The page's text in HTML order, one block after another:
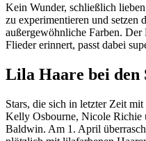
Kein Wunder, schließlich
zu experimentieren und setzen
außergewöhnliche Farben.
Flieder erinnert, passt dabei
Lila Haare bei den
Stars, die sich in letzter Zeit mit
Kelly Osbourne, Nicole Richie
Baldwin. Am 1. April